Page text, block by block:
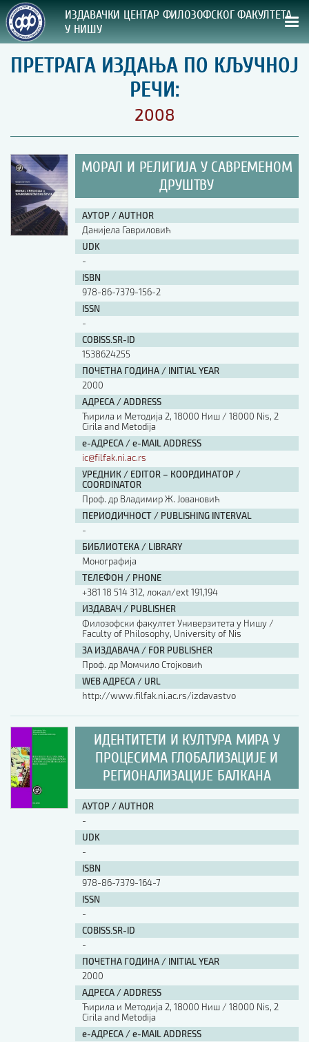
ИЗДАВАЧКИ ЦЕНТАР ФИЛОЗОФСКОГ ФАКУЛТЕТА
У НИШУ
СВА НАША ИЗДАЊА
ВРСТА ИЗДАЊА:
ПРЕГЛЕД
УПУТСТВА
УПУТСТВА
Правилник о издавачкој делатности
Упутство ауторима
Упутство уредницима
Изјава о ауторству
Изјава о лектури
Изјава о коришћењу ауторског дела
Упутство за бирање лиценце
Уговор са аутором
Шаблон прве стране и импресума [B5, ћир]
Шаблон прве стране и импресума [B5, лат]
Шаблон прве стране и импресума [B5, енг]
Етички кодекс
ПРЕТРАГА ИЗДАЊА
Наслов или део наслова
АУТОР / AUTHOR
ISSN
ПРЕТРАГА ИЗДАЊА ПО КЉУЧНОЈ
РЕЧИ:
2008
МОРАЛ И РЕЛИГИЈА У САВРЕМЕНОМ
ДРУШТВУ
АУТОР / AUTHOR
Данијела Гавриловић
UDK
-
ISBN
978-86-7379-156-2
ISSN
-
COBISS.SR-ID
1538624255
ПОЧЕТНА ГОДИНА / INITIAL YEAR
2000
АДРЕСА / ADDRESS
Ћирила и Методија 2, 18000 Ниш / 18000 Nis, 2
Cirila and Metodija
е-АДРЕСА / e-MAIL ADDRESS
ic@filfak.ni.ac.rs
УРЕДНИК / EDITOR – КООРДИНАТОР /
COORDINATOR
Проф. др Владимир Ж. Јовановић
ПЕРИОДИЧНОСТ / PUBLISHING INTERVAL
-
БИБЛИОТЕКА / LIBRARY
Монографија
ТЕЛЕФОН / PHONE
+381 18 514 312, локал/ext 191,194
ИЗДАВАЧ / PUBLISHER
Филозофски факултет Универзитета у Нишу /
Faculty of Philosophy, University of Nis
ЗА ИЗДАВАЧА / FOR PUBLISHER
Проф. др Момчило Стојковић
WEB АДРЕСА / URL
http://www.filfak.ni.ac.rs/izdavastvo
ИДЕНТИТЕТИ И КУЛТУРА МИРА У
ПРОЦЕСИМА ГЛОБАЛИЗАЦИЈЕ И
РЕГИОНАЛИЗАЦИЈЕ БАЛКАНА
АУТОР / AUTHOR
-
UDK
-
ISBN
978-86-7379-164-7
ISSN
-
COBISS.SR-ID
-
ПОЧЕТНА ГОДИНА / INITIAL YEAR
2000
АДРЕСА / ADDRESS
Ћирила и Методија 2, 18000 Ниш / 18000 Nis, 2
Cirila and Metodija
е-АДРЕСА / e-MAIL ADDRESS